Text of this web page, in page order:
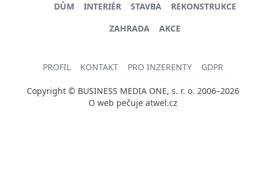
DŮM INTERIÉR STAVBA
REKONSTRUKCE
ZAHRADA
AKCE
PROFIL KONTAKT PRO INZERENTY GDPR
Copyright © BUSINESS MEDIA ONE, s. r. o. 2006–2026